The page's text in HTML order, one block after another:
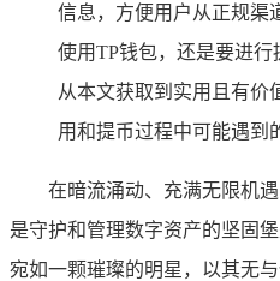
信息，方便用户从正规渠
使用TP钱包，还是要进
从本文获取到实用且有价
用和提币过程中可能遇到
在暗流涌动、充满无限机
是守护和管理数字资产的坚固堡
宛如一颗璀璨的明星，以其无